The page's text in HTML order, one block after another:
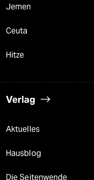
Jemen
Ceuta
Hitze
Verlag
Aktuelles
Hausblog
Die Seitenwende